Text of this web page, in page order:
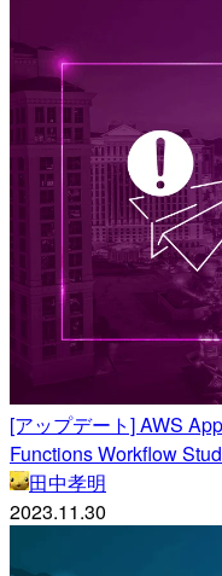
[アップデート] AWS
Functions Workflow
田中孝明
2023.11.30